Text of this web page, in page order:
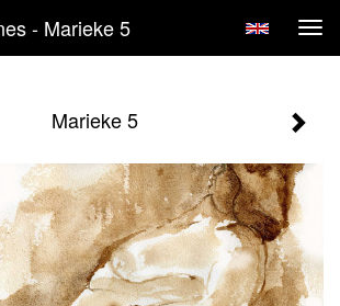
- Marieke 5
Marieke 5